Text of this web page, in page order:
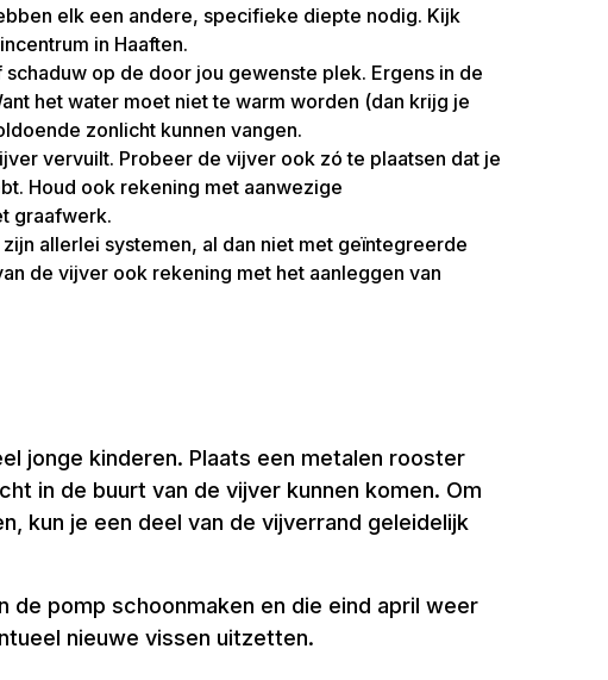
elk een andere, specifieke diepte nodig. Kijk
in Haaften.
op de door jou gewenste plek. Ergens in de
het water moet niet te warm worden (dan krijg je
zonlicht kunnen vangen.
vervuilt. Probeer de vijver ook zó te plaatsen dat je
Houd ook rekening met aanwezige
graafwerk.
allerlei systemen, al dan niet met geïntegreerde
de vijver ook rekening met het aanleggen van
jonge kinderen. Plaats een metalen rooster
in de buurt van de vijver kunnen komen. Om
kun je een deel van de vijverrand geleidelijk
de pomp schoonmaken en die eind april weer
nieuwe vissen uitzetten.